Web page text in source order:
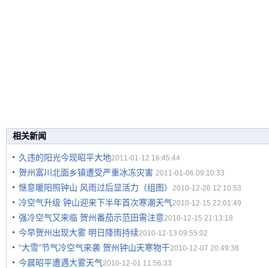
相关新闻
久违的阳光今现昭平大地2011-01-12 16:45:44
贺州富川北面乡镇遭受严重冰冻灾害 2011-01-06 09:10:33
惬意暖阳照钟山 风雨过后显活力（组图） 2010-12-26 12:10:53
冷空气升级 钟山迎来下半年首次寒潮天气2010-12-15 22:01:49
强冷空气又来临 贺州番茄示范田需注意2010-12-15 21:13:18
今早贺州出现大雾 明日降雨持续2010-12-13 09:55:02
“大雪”节气冷空气来袭 贺州钟山天寒物干2010-12-07 20:49:38
今晨昭平遭遇大雾天气2010-12-01 11:56:33